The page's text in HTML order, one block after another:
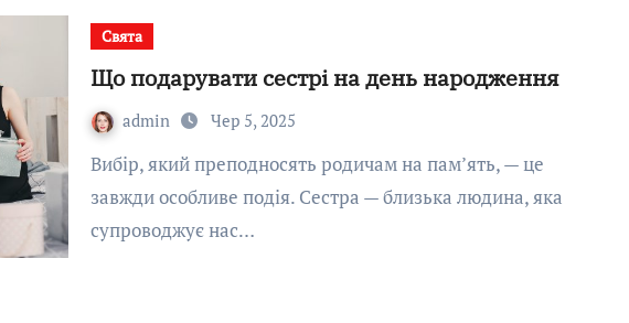
Свята
Що подарувати сестрі на день народження
admin Чер 5, 2025
Вибір, який преподносять родичам на пам’ять, — це
завжди особливе подія. Сестра — близька людина, яка
супроводжує нас…